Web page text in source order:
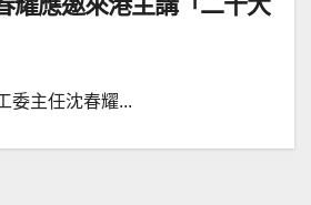
委主任沈春耀...